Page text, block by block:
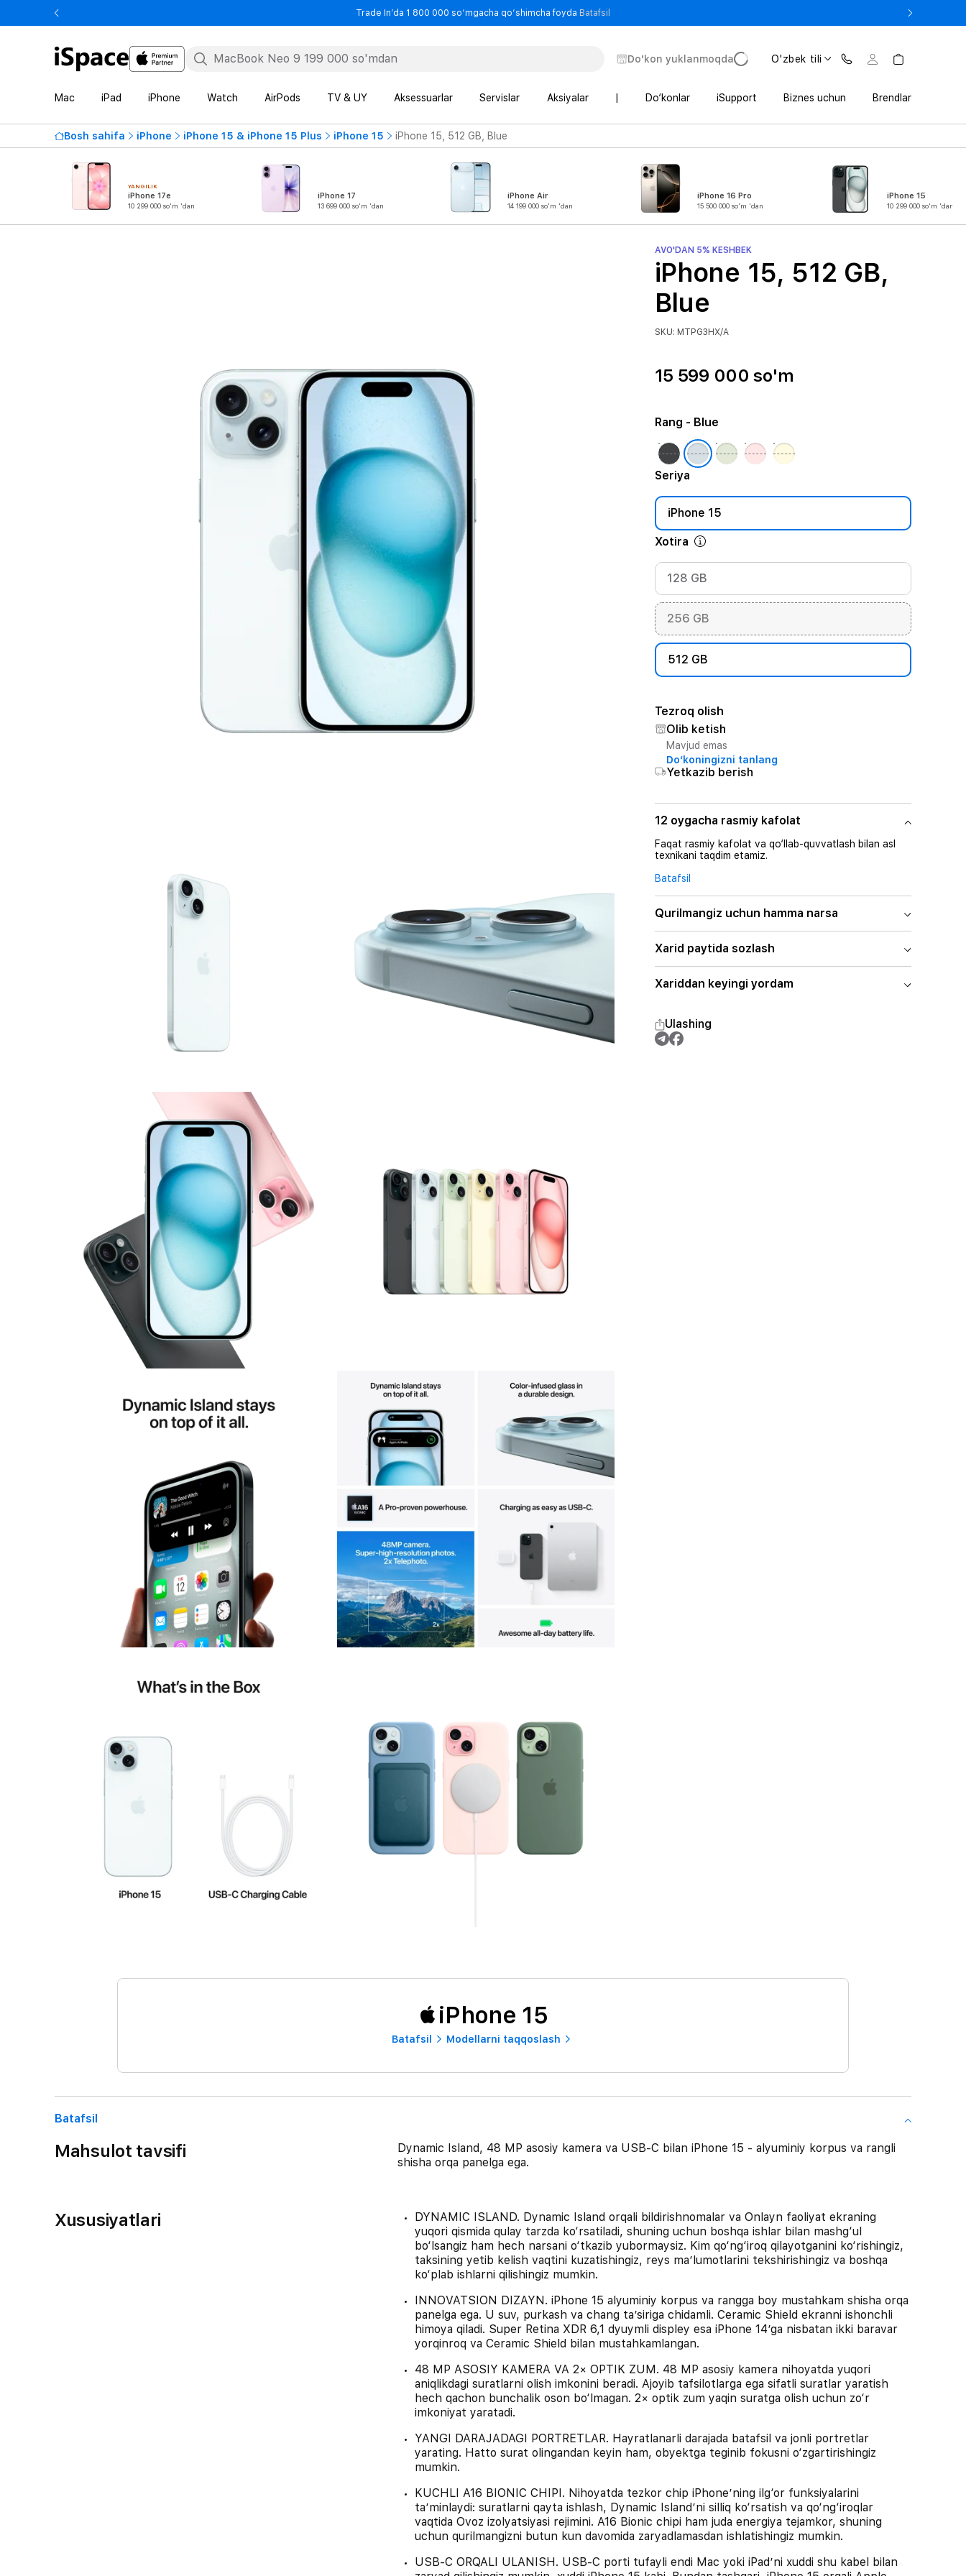
Trade In’da 1 800 000 so‘mgacha qo‘shimcha foyda Batafsil
Do'kon yuklanmoqda O'zbek tili
Mac iPad iPhone Watch AirPods TV & UY Aksessuarlar Servislar Aksiyalar Do‘konlar iSupport Biznes uchun Brendlar
Bosh sahifa iPhone iPhone 15 & iPhone 15 Plus iPhone 15 iPhone 15, 512 GB, Blue
YANGILIK
iPhone 17e
10 299 000 so'm 'dan
iPhone 17
13 699 000 so'm 'dan
iPhone Air
14 199 000 so'm 'dan
iPhone 16 Pro
15 500 000 so'm 'dan
iPhone 15
10 299 000 so'm 'dan
AVO'DAN 5% KESHBEK
iPhone 15, 512 GB,
Blue
SKU: MTPG3HX/A
15 599 000 so'm
Seriya
iPhone 15
Xotira
128 GB
256 GB
512 GB
Rang - Blue
Tezroq olish
Olib ketish
Mavjud emas
Do‘koningizni tanlang
Yetkazib berish
12 oygacha rasmiy kafolat
Faqat rasmiy kafolat va qo‘llab-quvvatlash bilan asl
texnikani taqdim etamiz.
Batafsil
Qurilmangiz uchun hamma narsa
Xarid paytida sozlash
Xariddan keyingi yordam
Ulashing
iPhone 15
Batafsil Modellarni taqqoslash
Batafsil
Mahsulot tavsifi
Dynamic Island, 48 MP asosiy kamera va USB-C bilan iPhone 15 - alyuminiy korpus va rangli
shisha orqa panelga ega.
Xususiyatlari
DYNAMIC ISLAND. Dynamic Island orqali bildirishnomalar va Onlayn faoliyat ekraning
yuqori qismida qulay tarzda ko‘rsatiladi, shuning uchun boshqa ishlar bilan mashg‘ul
bo‘lsangiz ham hech narsani o‘tkazib yubormaysiz. Kim qo‘ng‘iroq qilayotganini ko‘rishingiz,
taksining yetib kelish vaqtini kuzatishingiz, reys maʼlumotlarini tekshirishingiz va boshqa
ko‘plab ishlarni qilishingiz mumkin.
INNOVATSION DIZAYN. iPhone 15 alyuminiy korpus va rangga boy mustahkam shisha orqa
panelga ega. U suv, purkash va chang taʼsiriga chidamli. Ceramic Shield ekranni ishonchli
himoya qiladi. Super Retina XDR 6,1 dyuymli displey esa iPhone 14’ga nisbatan ikki baravar
yorqinroq va Ceramic Shield bilan mustahkamlangan.
48 MP ASOSIY KAMERA VA 2× OPTIK ZUM. 48 MP asosiy kamera nihoyatda yuqori
aniqlikdagi suratlarni olish imkonini beradi. Ajoyib tafsilotlarga ega sifatli suratlar yaratish
hech qachon bunchalik oson bo‘lmagan. 2× optik zum yaqin suratga olish uchun zo‘r
imkoniyat yaratadi.
YANGI DARAJADAGI PORTRETLAR. Hayratlanarli darajada batafsil va jonli portretlar
yarating. Hatto surat olingandan keyin ham, obyektga teginib fokusni o‘zgartirishingiz
mumkin.
KUCHLI A16 BIONIC CHIPI. Nihoyatda tezkor chip iPhone’ning ilg‘or funksiyalarini
taʼminlaydi: suratlarni qayta ishlash, Dynamic Island’ni silliq ko‘rsatish va qo‘ng‘iroqlar
vaqtida Ovoz izolyatsiyasi rejimini. A16 Bionic chipi ham juda energiya tejamkor, shuning
uchun qurilmangizni butun kun davomida zaryadlamasdan ishlatishingiz mumkin.
USB‑C ORQALI ULANISH. USB‑C porti tufayli endi Mac yoki iPad’ni xuddi shu kabel bilan